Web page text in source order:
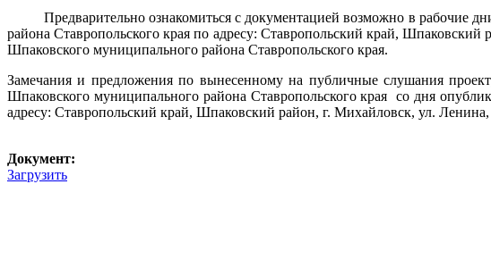
Предварительно ознакомиться с документацией возможно в рабочие
района Ставропольского края по адресу: Ставропольский край,
Шпаковского муниципального района Ставропольского края.
Замечания и предложения по вынесенному на публичные слушания
Шпаковского муниципального района Ставропольского края со дня
адресу: Ставропольский край, Шпаковский район, г. Михайловск, ул. Ленина,
Документ:
Загрузить